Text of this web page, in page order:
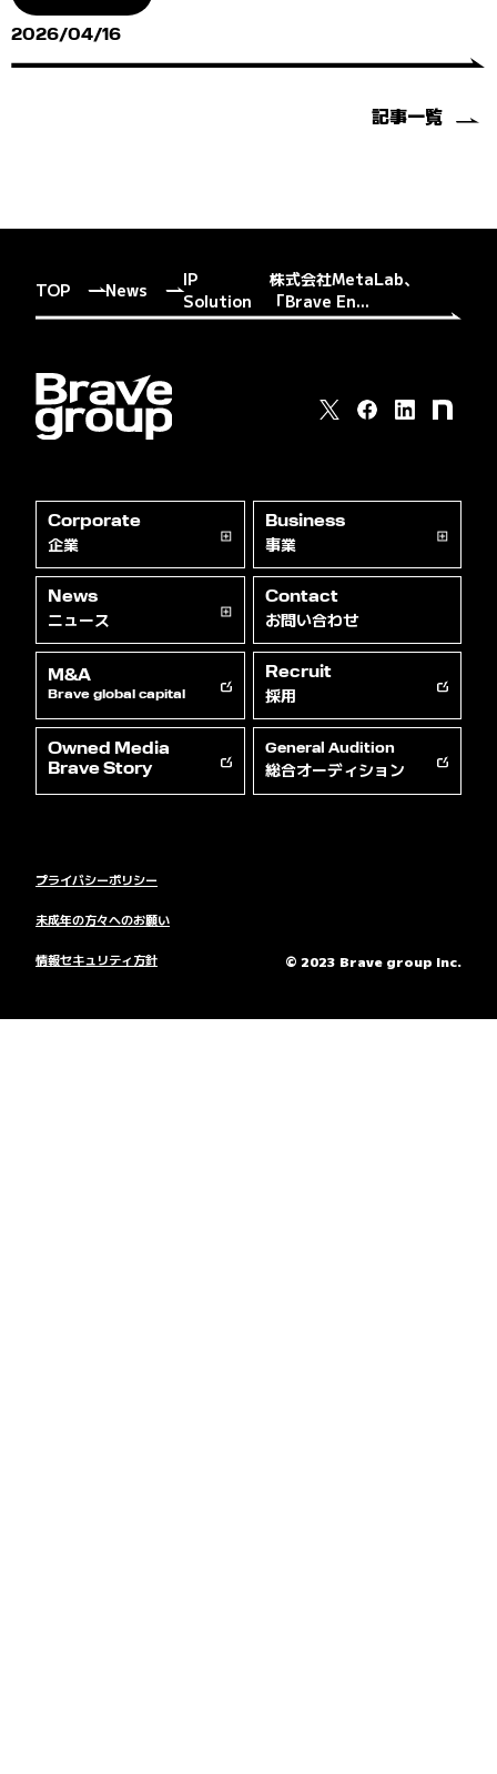
2026/04/16
記事一覧
TOP News
IP
Solution
株式会社MetaLab、
「Brave En...
Corporate
企業
Business
事業
News
ニュース
Contact
お問い合わせ
M&A
Brave global capital
Recruit
採用
Owned Media
Brave Story
General Audition
総合オーディション
© 2023 Brave group Inc.
プライバシーポリシー
未成年の方々へのお願い
情報セキュリティ方針